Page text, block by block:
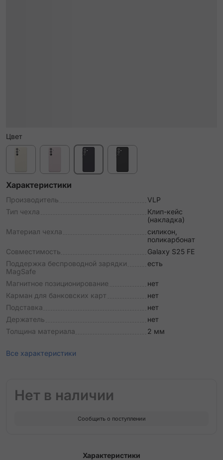
Цвет
Характеристики
Производитель
VLP
Тип чехла
Клип-кейс
(накладка)
Материал чехла
силикон,
поликарбонат
Совместимость
Galaxy S25 FE
Поддержка беспроводной зарядки
MagSafe
есть
Магнитное позиционирование
нет
Карман для банковских карт
нет
Подставка
нет
Держатель
нет
Толщина материала
2 мм
Все характеристики
Нет в наличии
Сообщить о поступлении
Характеристики